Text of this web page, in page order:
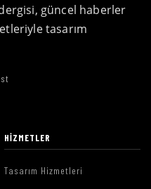
güncel haberler
tasarım
HIZMETLER
Tasarım Hizmetleri